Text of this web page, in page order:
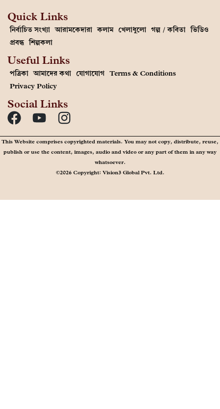
Quick Links
নির্বাচিত সংখ্যা আরামকেদারা কলাম খেলাধুলো গল্প / কবিতা ভিডিও
প্রবন্ধ শিল্পকলা
Useful Links
পত্রিকা আমাদের কথা যোগাযোগ Terms & Conditions
Privacy Policy
Social Links
This Website comprises copyrighted materials. You may not copy, distribute, reuse,
publish or use the content, images, audio and video or any part of them in any way
whatsoever.
©2026 Copyright: Vision3 Global Pvt. Ltd.